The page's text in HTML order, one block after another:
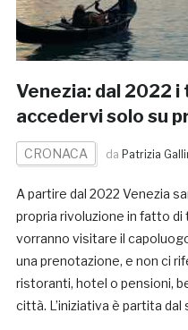
Venezia: dal 2022
accedervi solo su
CRONACA da Patrizia
A partire dal 2022 Venezia
propria rivoluzione in fatto
vorranno visitare il
una prenotazione, e non ci
ristoranti, hotel o pensioni,
città. L’iniziativa è partita dal